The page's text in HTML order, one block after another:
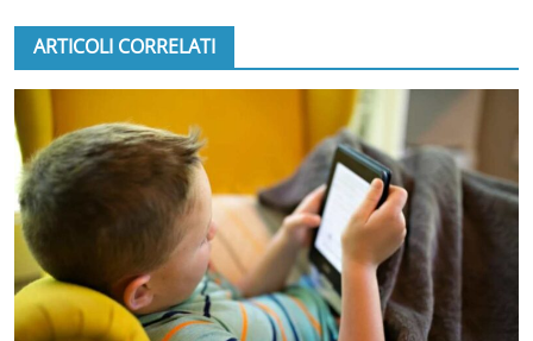
ARTICOLI CORRELATI